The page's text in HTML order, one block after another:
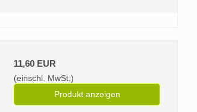
11,60 EUR
(einschl. MwSt.)
Produkt anzeigen